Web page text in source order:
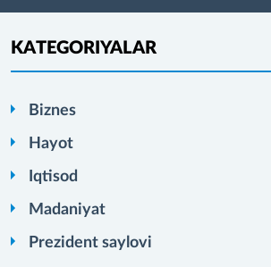
KATEGORIYALAR
Biznes
Hayot
Iqtisod
Madaniyat
Prezident saylovi